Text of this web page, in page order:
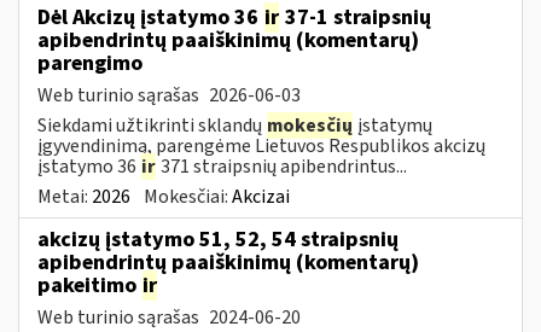
Dėl Akcizų įstatymo 36 ir 37-1 straipsnių
apibendrintų paaiškinimų (komentarų)
parengimo
Web turinio sąrašas 2026-06-03
Siekdami užtikrinti sklandų mokesčių įstatymų
įgyvendinimą, parengėme Lietuvos Respublikos akcizų
įstatymo 36 ir371 straipsnių apibendrintus...
Metai: 2026 Mokesčiai:Akcizai
akcizų įstatymo 51, 52, 54 straipsnių
apibendrintų paaiškinimų (komentarų)
pakeitimo ir
Web turinio sąrašas 2024-06-20